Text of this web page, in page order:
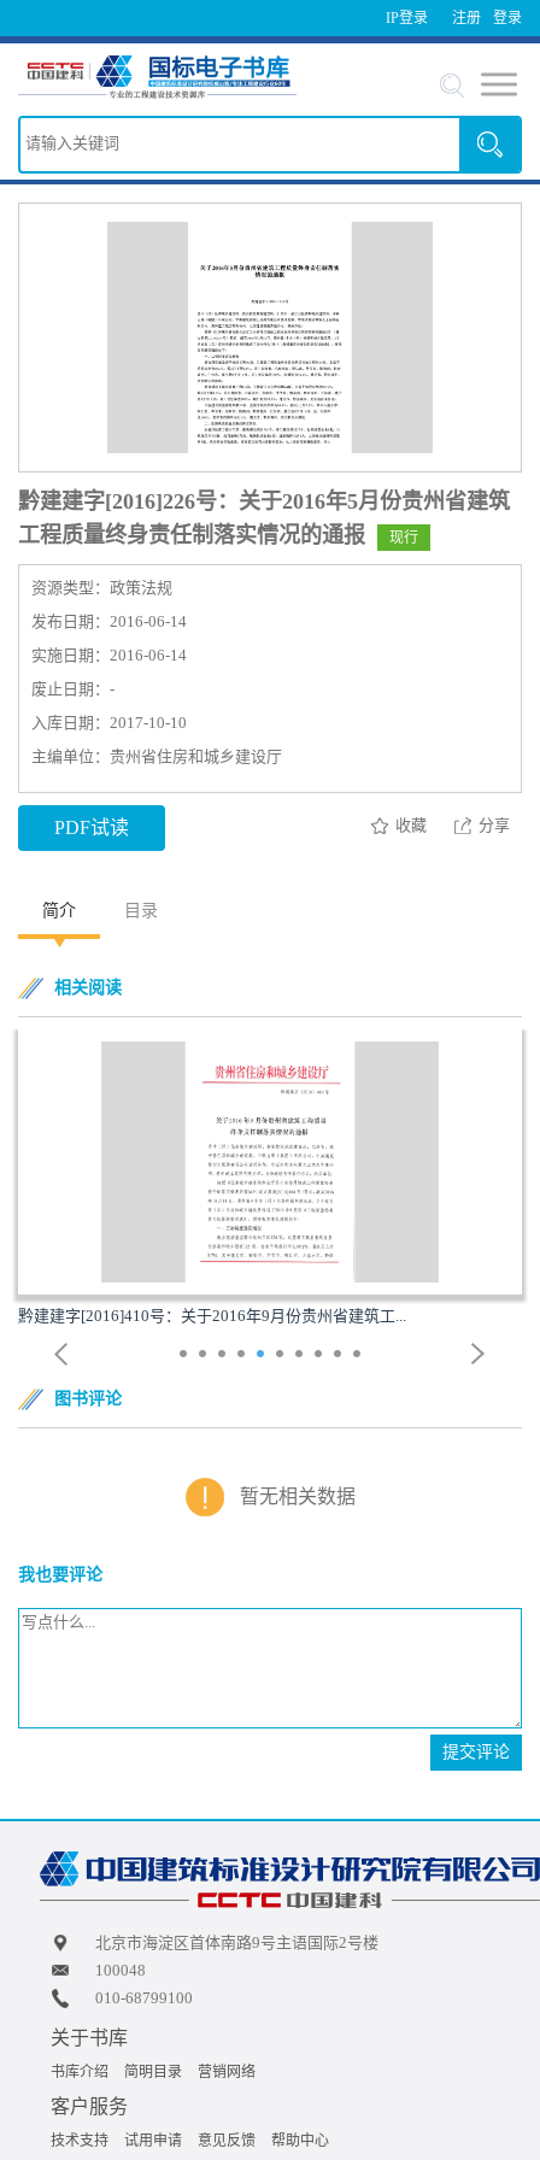
IP登录 登录
注册
黔建建字[2016]226号：关于2016年5月份贵州省建筑
工程质量终身责任制落实情况的通报
现行
资源类型：政策法规
发布日期：2016-06-14
实施日期：2016-06-14
废止日期：-
入库日期：2017-10-10
主编单位：贵州省住房和城乡建设厅
PDF试读 收藏 分享
简介 目录
相关阅读
黔建建字[2016]410号：关于2016年9月份贵州省建筑工...
图书评论
暂无相关数据
我也要评论
提交评论
北京市海淀区首体南路9号主语国际2号楼
100048
010-68799100
关于书库
书库介绍 简明目录 营销网络
客户服务
技术支持 试用申请 意见反馈 帮助中心